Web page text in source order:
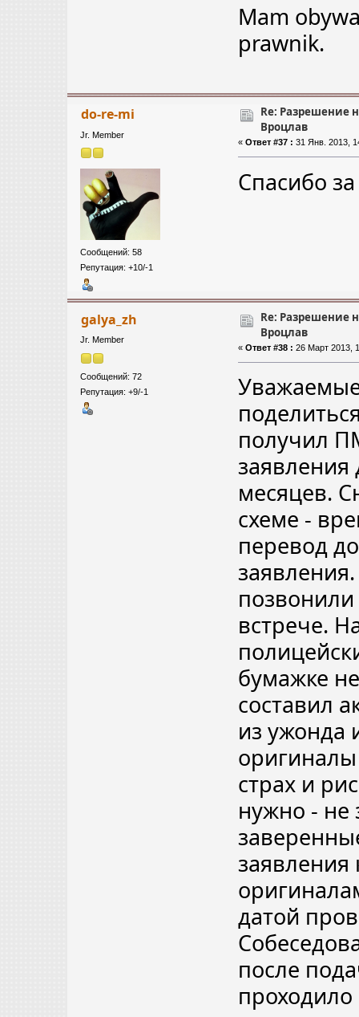
Mam
prawnik.
do-re-mi
Jr. Member
Сообщений: 58
Репутация: +10/-1
Re: Разрешение
Вроцлав
« Ответ #37 : 31 Янв. 2013,
Спасибо
galya_zh
Jr. Member
Сообщений: 72
Репутация: +9/-1
Re: Разрешение
Вроцлав
« Ответ #38 : 26 Март 2013,
получил
заявления
месяцев.
схеме -
перевод
встрече.
бумажке
составил
из ужонда
страх и
нужно - не
заявления
датой
после